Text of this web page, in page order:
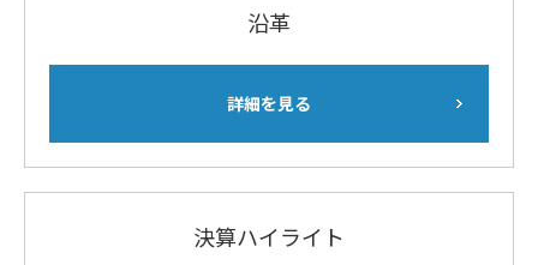
沿革
詳細を見る
決算ハイライト